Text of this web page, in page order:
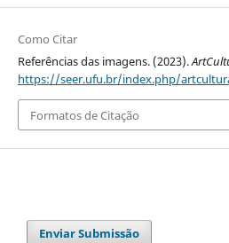
Como Citar
Referências das imagens. (2023).
https://seer.ufu.br/index.php/
Formatos de Citação
Enviar Submissão